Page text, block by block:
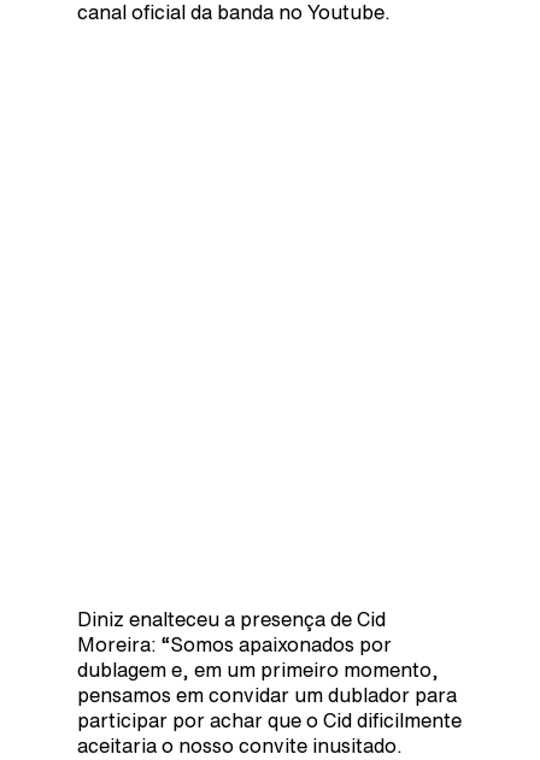
canal oficial da banda no Youtube.
Diniz enalteceu a presença de Cid
Moreira: “Somos apaixonados por
dublagem e, em um primeiro momento,
pensamos em convidar um dublador para
participar por achar que o Cid dificilmente
aceitaria o nosso convite inusitado.